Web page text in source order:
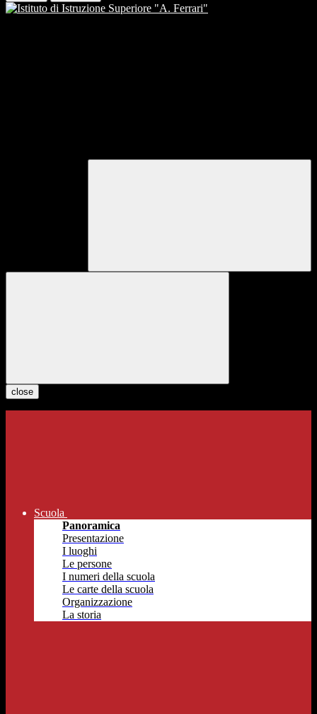
close
Scuola
Panoramica
Presentazione
I luoghi
Le persone
I numeri della scuola
Le carte della scuola
Organizzazione
La storia